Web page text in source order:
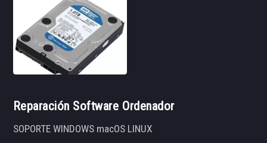
Reparación Software Ordenador
SOPORTE WINDOWS macOS LINUX